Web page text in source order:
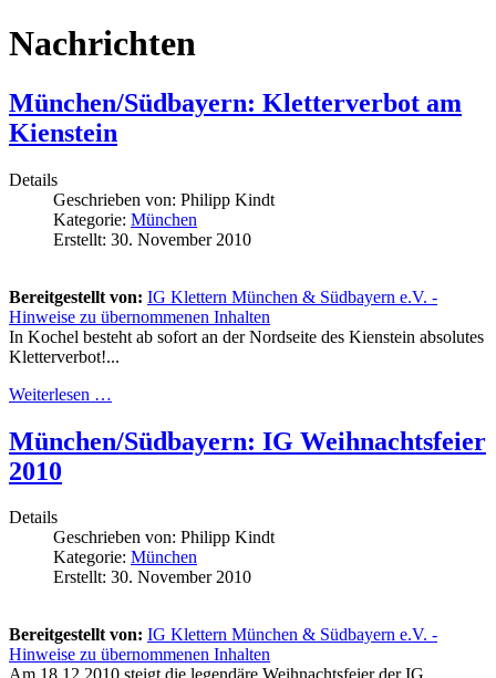
Nachrichten
München/Südbayern: Kletterverbot am
Kienstein
Details
Geschrieben von: Philipp Kindt
Kategorie: München
Erstellt: 30. November 2010
Bereitgestellt von: IG Klettern München & Südbayern e.V. -
Hinweise zu übernommenen Inhalten
In Kochel besteht ab sofort an der Nordseite des Kienstein absolutes
Kletterverbot!...
Weiterlesen …
München/Südbayern: IG Weihnachtsfeier
2010
Details
Geschrieben von: Philipp Kindt
Kategorie: München
Erstellt: 30. November 2010
Bereitgestellt von: IG Klettern München & Südbayern e.V. -
Hinweise zu übernommenen Inhalten